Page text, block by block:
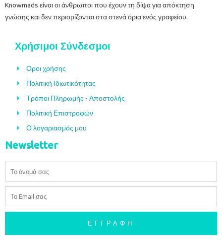
Knowmads είναι οι άνθρωποι που έχουν τη δίψα για απόκτηση
γνώσης και δεν περιορίζονται στα στενά όρια ενός γραφείου.
Χρήσιμοι Σύνδεσμοι
Οροι χρήσης
Πολιτική Ιδιωτικότητας
Τρόποι Πληρωμής - Αποστολής
Πολιτική Επιστροφών
Ο λογαριασμός μου
Newsletter
ΕΓΓΡΑΦΉ